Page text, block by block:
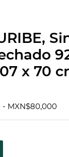
x 70
- MXN$80,000